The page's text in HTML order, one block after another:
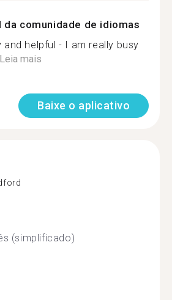
comunidade de idiomas
and helpful - I am really busy
Leia mais
Baixe o aplicativo
(simplificado)